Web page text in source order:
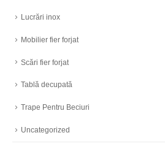
Lucrări inox
Mobilier fier forjat
Scări fier forjat
Tablă decupată
Trape Pentru Beciuri
Uncategorized